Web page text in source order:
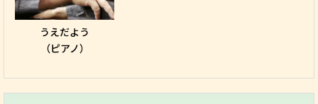
うえだよう
（ピアノ）